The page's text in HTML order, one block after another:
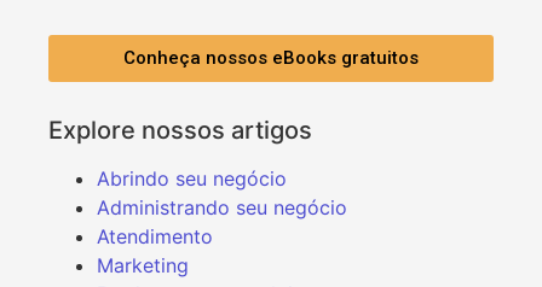
Conheça nossos eBooks gratuitos
Explore nossos artigos
Abrindo seu negócio
Administrando seu negócio
Atendimento
Marketing